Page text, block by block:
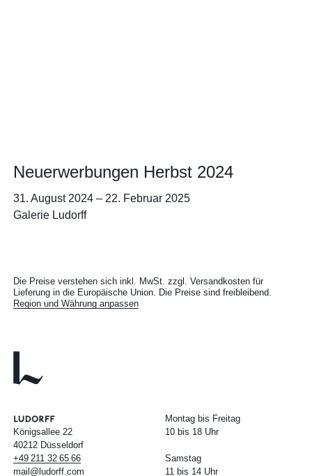
Neuerwerbungen Herbst 2024
31. August 2024– 22. Februar 2025
Galerie Ludorff
Die Preise verstehen sich inkl. MwSt. zzgl. Versandkosten für
Lieferung in die Europäische Union. Die Preise sind freibleibend.
Region und Währung anpassen
Königsallee 22
40212 Düsseldorf
+49 211 32 65 66
mail@ludorff.com
Montag bis Freitag
10 bis 18 Uhr
Samstag
11 bis 14 Uhr